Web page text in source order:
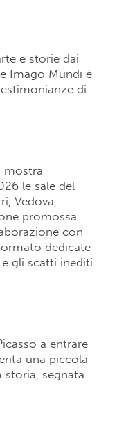
e storie dai
Imago Mundi è
di
mostra
le sale del
Vedova,
promossa
con
dedicate
gli scatti inediti
a entrare
una piccola
segnata